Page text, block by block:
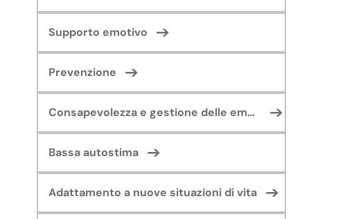
Supporto emotivo
Prevenzione
Consapevolezza e gestione delle emozioni
Bassa autostima
Adattamento a nuove situazioni di vita